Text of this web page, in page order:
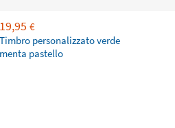
19,95 €
Timbro personalizzato verde
menta pastello